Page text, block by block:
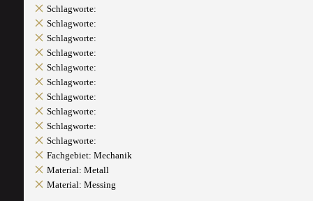
Schlagworte:
Schlagworte:
Schlagworte:
Schlagworte:
Schlagworte:
Schlagworte:
Schlagworte:
Schlagworte:
Schlagworte:
Schlagworte:
Fachgebiet: Mechanik
Material: Metall
Material: Messing